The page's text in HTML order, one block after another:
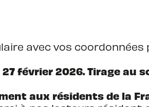
avec vos
février 2026. Tirage au
aux résidents de la